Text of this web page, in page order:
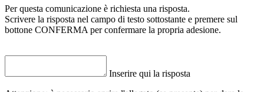
Per questa comunicazione è richiesta una risposta.
Scrivere la risposta nel campo di testo sottostante e premere sul
bottone CONFERMA per confermare la propria adesione.
Inserire qui la risposta